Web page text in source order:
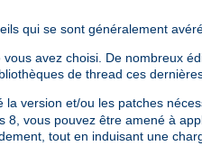
qui se sont généralement
avez choisi. De nombreux
de thread ces
la version et/ou les patches
vous pouvez être amené à
tout en induisant une